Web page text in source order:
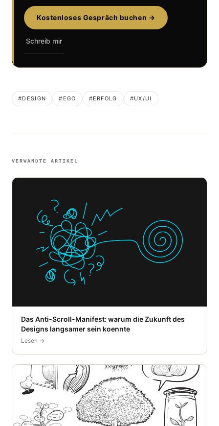
Kostenloses Gespräch buchen →
Schreib mir
#DESIGN #EGO #ERFOLG #UX/UI
VERWANDTE ARTIKEL
Das Anti-Scroll-Manifest: warum die Zukunft des
Designs langsamer sein koennte
Lesen →